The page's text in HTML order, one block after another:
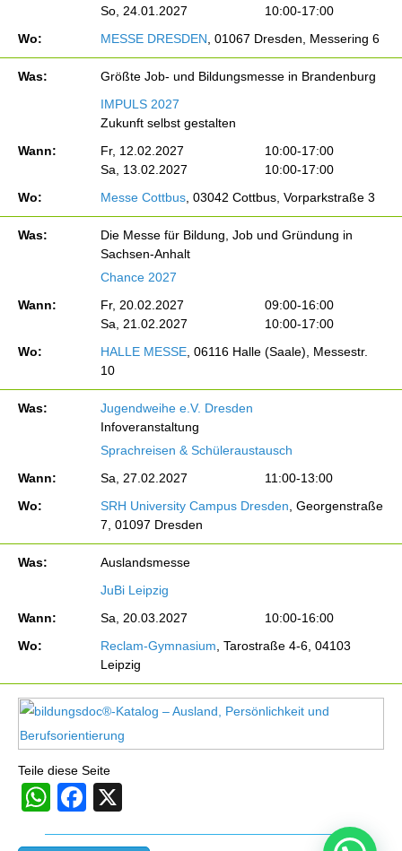
So, 24.01.2027
10:00-17:00
MESSE DRESDEN , 01067 Dresden, Messering 6
Wo:
Fr, 12.02.2027
Sa, 13.02.2027
10:00-17:00
10:00-17:00
Größte Job- und Bildungsmesse in Brandenburg
IMPULS 2027
Zukunft selbst gestalten
Messe Cottbus, 03042 Cottbus, Vorparkstraße 3
Was:
Wann:
Wo:
Fr, 20.02.2027
Sa, 21.02.2027
09:00-16:00
10:00-17:00
Die Messe für Bildung, Job und Gründung in
Sachsen-Anhalt
Chance 2027
HALLE MESSE, 06116 Halle (Saale), Messestr.
10
Was:
Wann:
Wo:
Sa, 27.02.2027 11:00-13:00
Jugendweihe e.V. Dresden
Infoveranstaltung
Sprachreisen & Schüleraustausch
SRH University Campus Dresden , Georgenstraße
7, 01097 Dresden
Was:
Wann:
Wo:
Sa, 20.03.2027 10:00-16:00
Auslandsmesse
JuBi Leipzig
Reclam-Gymnasium , Tarostraße 4-6, 04103
Leipzig
Was:
Wann:
Wo:
Teile diese Seite
WhatsApp
Facebook